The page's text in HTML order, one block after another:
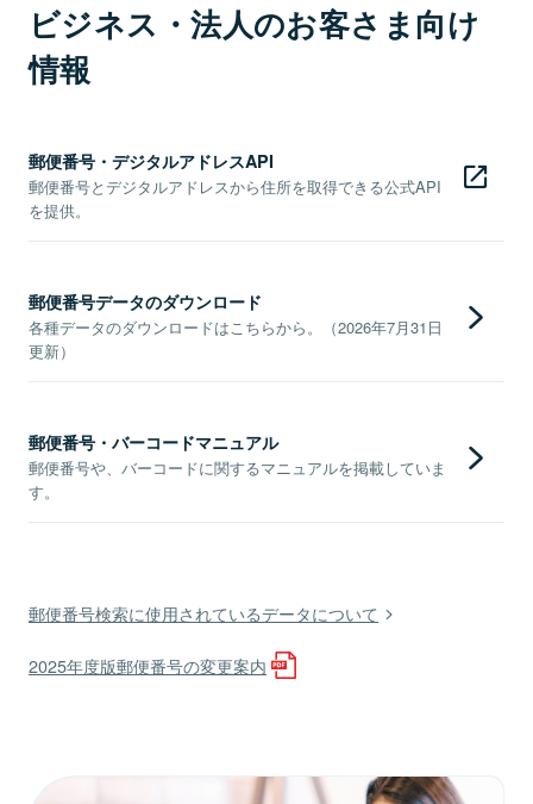
ビジネス・法人のお客さま向け
情報
郵便番号・デジタルアドレスAPI
郵便番号とデジタルアドレスから住所を取得できる公式API
を提供。
郵便番号データのダウンロード
各種データのダウンロードはこちらから。（2026年7月31日
更新）
郵便番号・バーコードマニュアル
郵便番号や、バーコードに関するマニュアルを掲載していま
す。
郵便番号検索に使用されているデータについて
2025年度版郵便番号の変更案内